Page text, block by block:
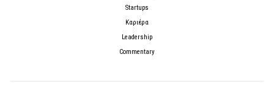
Startups
Καριέρα
Leadership
Commentary